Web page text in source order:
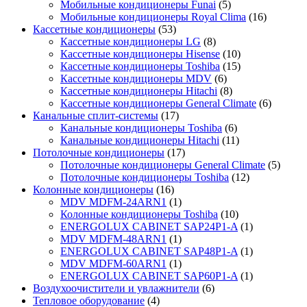
Мобильные кондиционеры Funai (5)
Мобильные кондиционеры Royal Clima (16)
Кассетные кондиционеры (53)
Кассетные кондиционеры LG (8)
Кассетные кондиционеры Hisense (10)
Кассетные кондиционеры Toshiba (15)
Кассетные кондиционеры MDV (6)
Кассетные кондиционеры Hitachi (8)
Кассетные кондиционеры General Climate (6)
Канальные сплит-системы (17)
Канальные кондиционеры Toshiba (6)
Канальные кондиционеры Hitachi (11)
Потолочные кондиционеры (17)
Потолочные кондиционеры General Climate (5)
Потолочные кондиционеры Toshiba (12)
Колонные кондиционеры (16)
MDV MDFM-24ARN1 (1)
Колонные кондиционеры Toshiba (10)
ENERGOLUX CABINET SAP24P1-A (1)
MDV MDFM-48ARN1 (1)
ENERGOLUX CABINET SAP48P1-A (1)
MDV MDFM-60ARN1 (1)
ENERGOLUX CABINET SAP60P1-A (1)
Воздухоочистители и увлажнители (6)
Тепловое оборудование (4)